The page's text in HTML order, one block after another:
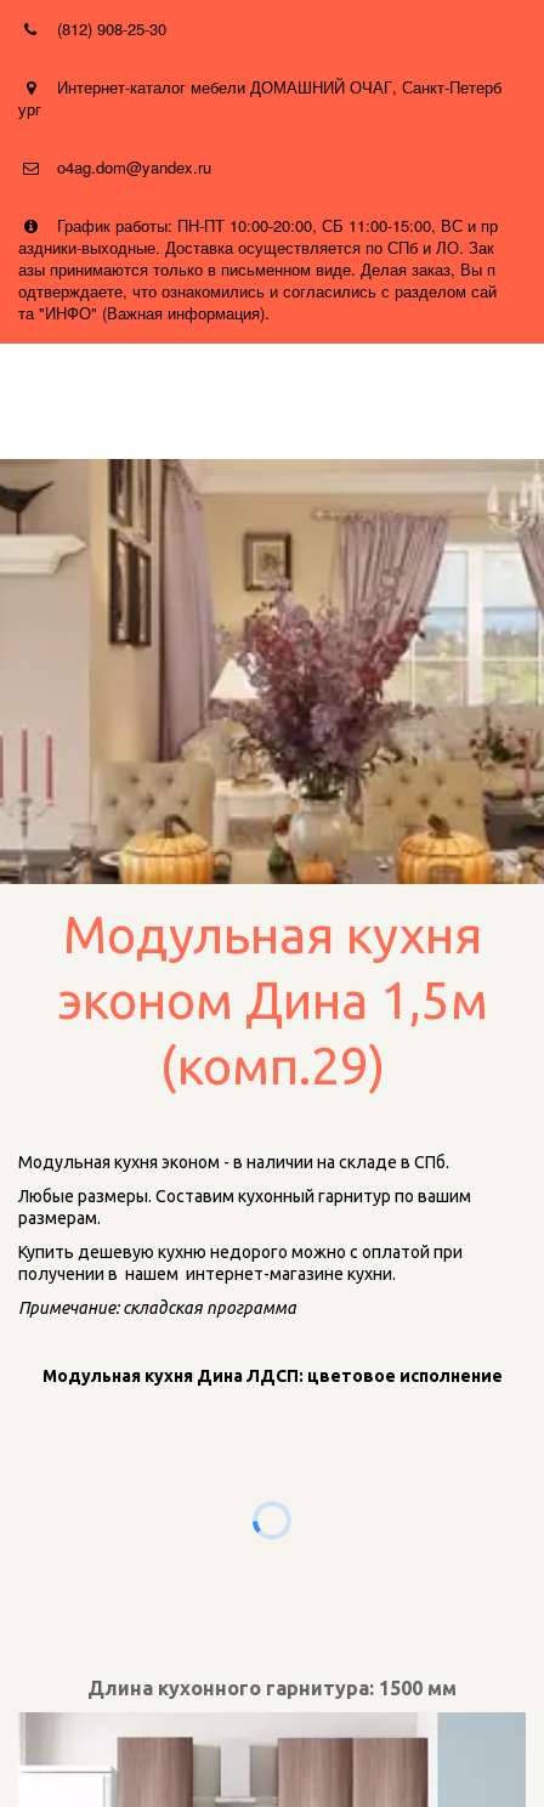
(812) 908-25-30
Интернет-каталог мебели ДОМАШНИЙ ОЧАГ, Санкт-Петерб
ург
o4ag.dom@yandex.ru
График работы: ПН-ПТ 10:00-20:00, СБ 11:00-15:00, ВС и пр
аздники-выходные. Доставка осуществляется по СПб и ЛО. Зак
азы принимаются только в письменном виде. Делая заказ, Вы п
одтверждаете, что ознакомились и согласились с разделом сай
та "ИНФО" (Важная информация).
Модульная кухня
эконом Дина 1,5м
(комп.29)
Модульная кухня эконом - в наличии на складе в СПб.
Любые размеры. Составим кухонный гарнитур по вашим
размерам.
Купить дешевую кухню недорого можно с оплатой при
получении в  нашем  интернет-магазине кухни.
Примечание: складская программа
Модульная кухня Дина ЛДСП: цветовое исполнение
Длина кухонного гарнитура: 1500 мм